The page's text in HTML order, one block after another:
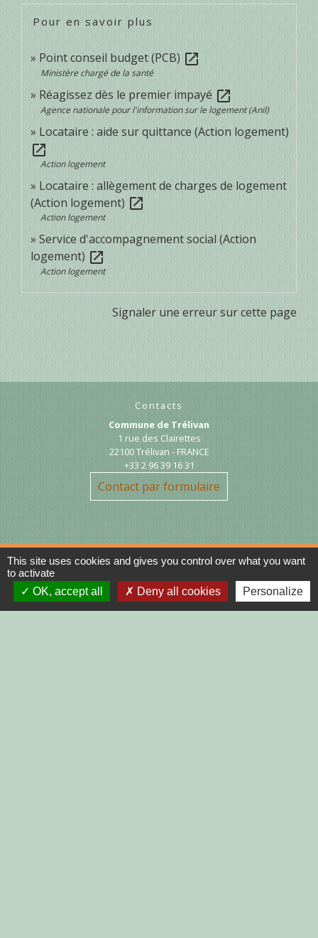
Pour en savoir plus
Point conseil budget (PCB) open_in_new
Ministère chargé de la santé
Réagissez dès le premier impayé open_in_new
Agence nationale pour l'information sur le logement (Anil)
Locataire : aide sur quittance (Action logement)
open_in_new
Action logement
Locataire : allègement de charges de logement
(Action logement) open_in_new
Action logement
Service d'accompagnement social (Action
logement) open_in_new
Action logement
Signaler une erreur sur cette page
Contacts
Commune de Trélivan
1 rue des Clairettes
22100 Trélivan - FRANCE
+33 2 96 39 16 31
Contact par formulaire
Liens
This site uses cookies and gives you control over what you want
to activate
OK, accept all
Deny all cookies Personalize